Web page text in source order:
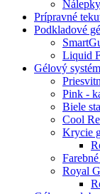
Nálepky
Prípravné
Podkladové
Liquid
Gélový systém
Pink -
Biele
Cool
Krycie
Royal